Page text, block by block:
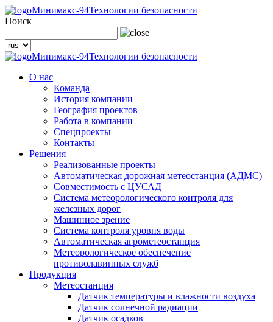
Минимакс-94Технологии безопасности
Поиск
Минимакс-94Технологии безопасности
О нас
Команда
История компании
География проектов
Работа в компании
Спецпроекты
Контакты
Решения
Реализованные проекты
Автоматическая дорожная метеостанция (АДМС)
Совместимость с ЦУСАД
Система метеорологического контроля для
железных дорог
Машинное зрение
Система контроля уровня воды
Автоматическая агрометеостанция
Метеорологическое обеспечение
противолавинных служб
Продукция
Метеостанция
Датчик температуры и влажности воздуха
Датчик солнечной радиации
Датчик осадков